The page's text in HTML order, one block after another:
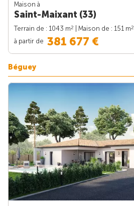
Maison à
Saint-Maixant (33)
Terrain de : 1043 m2 | Maison de : 151 m2
à partir de 381 677 €
Béguey